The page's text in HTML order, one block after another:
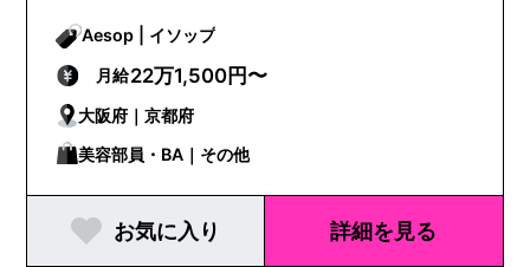
Aesop | イソップ
月給22万1,500円〜
大阪府｜京都府
美容部員・BA｜その他
お気に入り 詳細を見る